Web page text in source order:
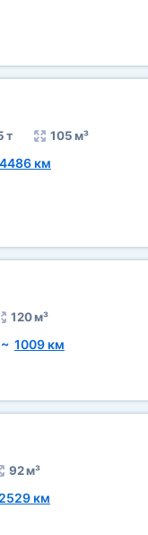
т 105 м³
4486 км
120 м³
~ 1009 км
92 м³
2529 км